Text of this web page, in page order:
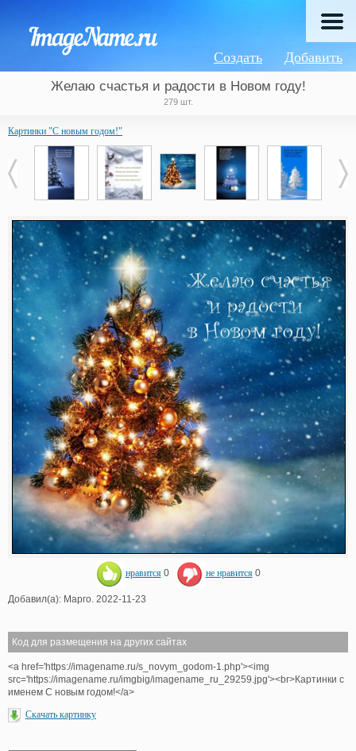
Добавить
Создать
Желаю счастья и радости в Новом году!
279 шт.
Картинки "С новым годом!"
нравится 0 не нравится 0
Добавил(а): Марго. 2022-11-23
Код для размещения на других сайтах
<a href='https://imagename.ru/s_novym_godom-1.php'><img
src='https://imagename.ru/imgbig/imagename_ru_29259.jpg'><br>Картинки с
именем С новым годом!</a>
Скачать картинку